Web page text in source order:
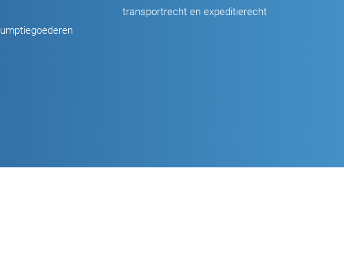
transportrecht en expeditierecht